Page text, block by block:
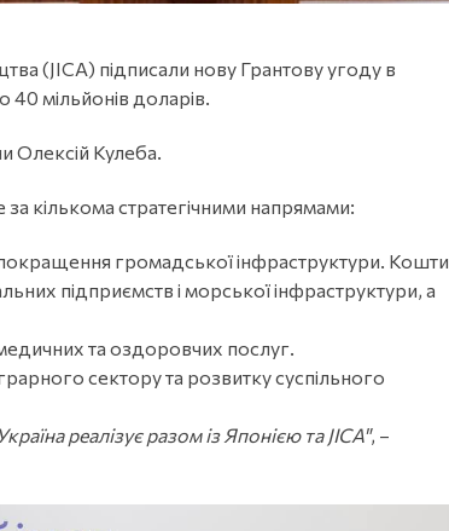
(JICA) підписали нову Грантову угоду в
мільйонів доларів.
Олексій Кулеба.
кількома стратегічними напрямами:
громадської інфраструктури. Кошти
підприємств і морської інфраструктури, а
та оздоровчих послуг.
сектору та розвитку суспільного
реалізує разом із Японією та JICA", –